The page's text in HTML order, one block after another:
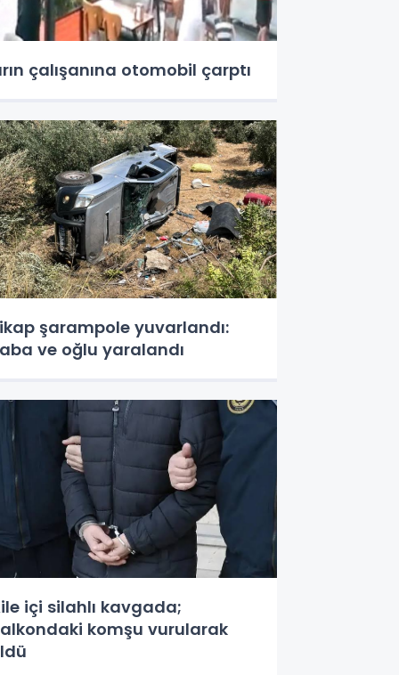
çalışanına otomobil çarptı
şarampole yuvarlandı:
ve oğlu yaralandı
içi silahlı kavgada;
komşu vurularak